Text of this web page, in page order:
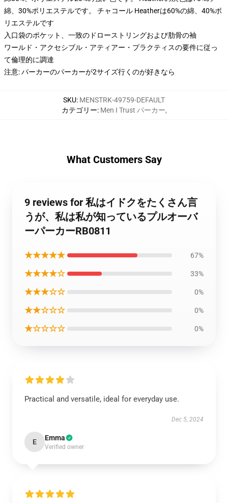
綿、30%ポリエステルです。 チャコール Heatherは60%の綿、40%ポ
リエステルです
入口袋のポケット、一致のドローストリングおよび肋骨の袖
ワールド・アクセシブル・アティアー・プラクティスの要件に従っ
て倫理的に調達
注意: パーカーのパーカーが2サイズ行くのが好きなら
SKU: MENSTRK-49759-DEFAULT
カテゴリー: Men I Trust パーカー,
What Customers Say
9 reviews for 私はイドクをたくさん言
うが、私は私が知っているプルオーバ
ーパーカーRB0811
★★★★★ 67%
★★★★☆ 33%
★★★☆☆ 0%
★★☆☆☆ 0%
★☆☆☆☆ 0%
Practical and versatile, ideal for everyday use.
Dec 5, 2024
E Emma
Verified owner